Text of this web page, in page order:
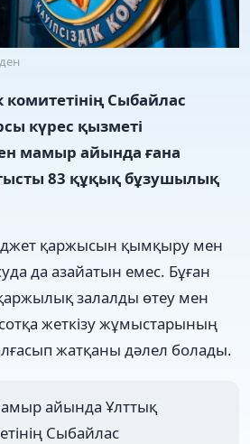
комитетінің Сыбайлас
күрес қызметі
мамыр айында ғана
83 құқық бұзушылық
қаржысын қымқыру мен
да азайатын емес. Бұған
залалды өтеу мен
жеткізу жұмыстарының
жатқаны дәлел болады.
айында Ұлттық
Сыбайлас